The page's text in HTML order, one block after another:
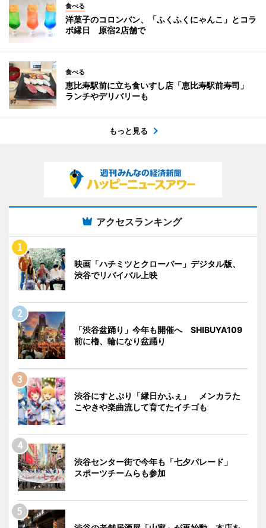
食べる
洋菓子のコロンバン、「ふくふくにゃんこ」とコラ
ボ縁日 原宿2店舗で
食べる
恵比寿駅前に立ち食いすし店「恵比寿駅前寿司」
ランチやデリバリーも
もっと見る
アクセスランキング
映画「ハチミツとクローバー」デジタル版、
渋谷でリバイバル上映
「渋谷盆踊り」今年も開催へ SHIBUYA109
前に櫓、輪になり盆踊り
渋谷にすとぷり「縁日かふぇ」 メンカラた
こやきや楽曲流して育てたイチゴも
渋谷センター街で今年も「七夕パレード」
スポーツチームらも参加